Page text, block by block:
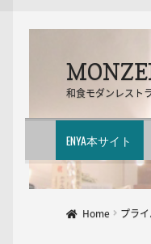
ナ
ビ
ゲ
ー
シ
ン
へ
ス
コ
ン
テ
ン
ツ
ス
キ
ッ
和食モダンレスト
ENYA本サイト
Home プラ